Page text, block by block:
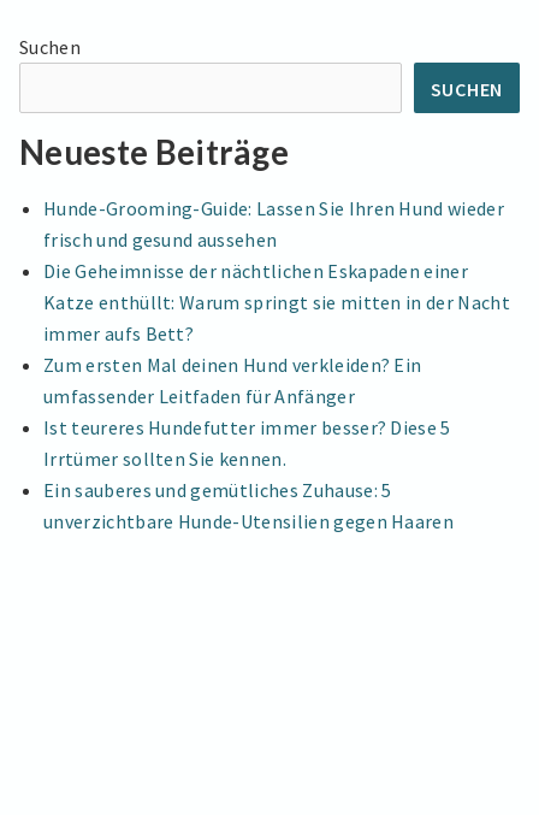
Suchen
SUCHEN
Neueste Beiträge
Hunde-Grooming-Guide: Lassen Sie Ihren Hund wieder
frisch und gesund aussehen
Die Geheimnisse der nächtlichen Eskapaden einer
Katze enthüllt: Warum springt sie mitten in der Nacht
immer aufs Bett?
Zum ersten Mal deinen Hund verkleiden? Ein
umfassender Leitfaden für Anfänger
Ist teureres Hundefutter immer besser? Diese 5
Irrtümer sollten Sie kennen.
Ein sauberes und gemütliches Zuhause: 5
unverzichtbare Hunde-Utensilien gegen Haaren